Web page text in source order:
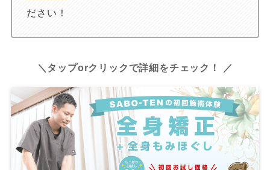
ださい！
＼タップorクリックで詳細をチェック！ ／